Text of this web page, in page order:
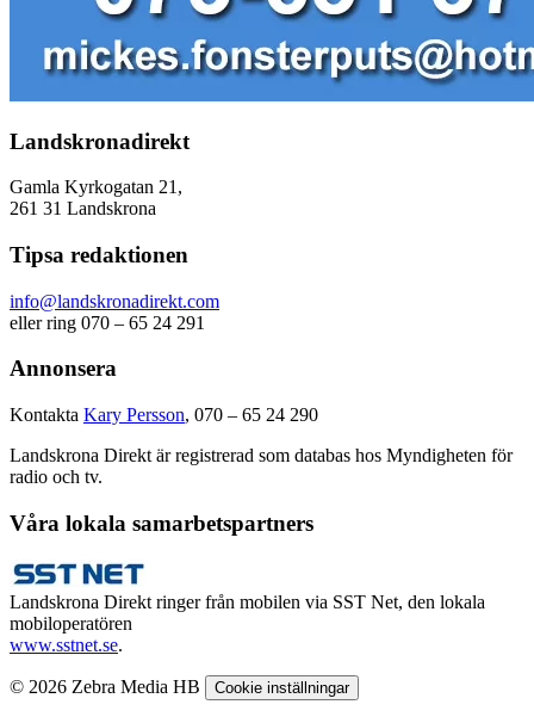
Landskronadirekt
Gamla Kyrkogatan 21,
261 31 Landskrona
Tipsa redaktionen
info@landskronadirekt.com
eller ring 070 – 65 24 291
Annonsera
Kontakta Kary Persson, 070 – 65 24 290
Landskrona Direkt är registrerad som databas hos Myndigheten för
radio och tv.
Våra lokala samarbetspartners
Landskrona Direkt ringer från mobilen via SST Net, den lokala
mobiloperatören
www.sstnet.se.
© 2026 Zebra Media HB Cookie inställningar